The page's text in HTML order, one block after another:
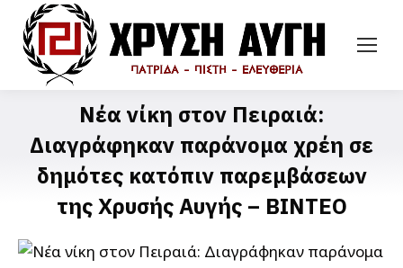
Νέα νίκη στον Πειραιά:
Διαγράφηκαν παράνομα χρέη σε
δημότες κατόπιν παρεμβάσεων
της Χρυσής Αυγής – ΒΙΝΤΕO